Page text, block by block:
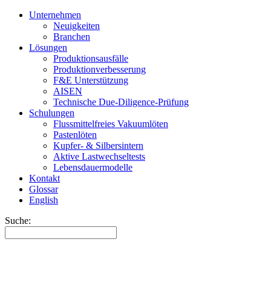
Unternehmen
Neuigkeiten
Branchen
Lösungen
Produktionsausfälle
Produktionverbesserung
F&E Unterstützung
AISEN
Technische Due-Diligence-Prüfung
Schulungen
Flussmittelfreies Vakuumlöten
Pastenlöten
Kupfer- & Silbersintern
Aktive Lastwechseltests
Lebensdauermodelle
Kontakt
Glossar
English
Suche: